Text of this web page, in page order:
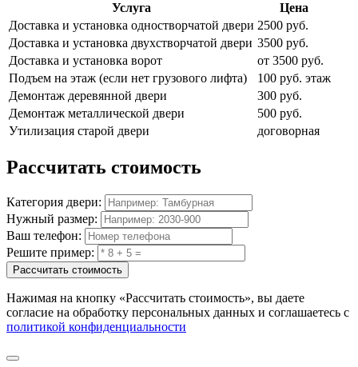
Услуга
Цена
Доставка и установка одностворчатой двери 2500 руб.
Доставка и установка двухстворчатой двери 3500 руб.
Доставка и установка ворот
от 3500 руб.
Подъем на этаж (если нет грузового лифта)
100 руб. этаж
Демонтаж деревянной двери
300 руб.
Демонтаж металлической двери
500 руб.
Утилизация старой двери
договорная
Рассчитать стоимость
Категория двери:
Нужный размер:
Ваш телефон:
Решите пример:
Рассчитать стоимость
Нажимая на кнопку «Рассчитать стоимость», вы даете
согласие на обработку персональных данных и соглашаетесь с
политикой конфиденциальности